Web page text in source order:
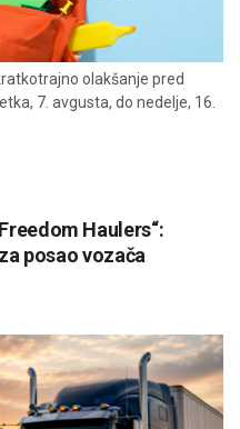
olakšanje pred
7. avgusta, do nedelje, 16.
Haulers“:
posao vozača